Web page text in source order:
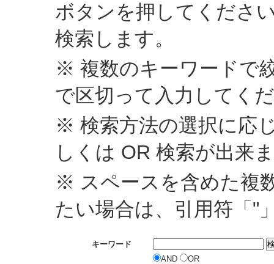
ボタンを押してくださ
検索します。
※ 複数のキーワードで
で区切って入力してく
※ 検索方法の選択に応
しくは OR 検索が出来
※ スペースを含めた複
たい場合は、引用符「"
キーワード
AND
OR